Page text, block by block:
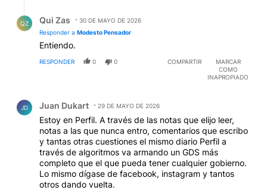
QZ Qui Zas
30 DE MAYO DE 2026
Responder a Modesto Pensador
Entiendo.
RESPONDER 0 0 COMPARTIR
MARCAR
COMO
INAPROPIADO
JD Juan Dukart 29 DE MAYO DE 2026
Estoy en Perfil. A través de las notas que elijo leer,
notas a las que nunca entro, comentarios que escribo
y tantas otras cuestiones el mismo diario Perfil a
través de algoritmos va armando un GDS más
completo que el que pueda tener cualquier gobierno.
Lo mismo dígase de facebook, instagram y tantos
otros dando vuelta.